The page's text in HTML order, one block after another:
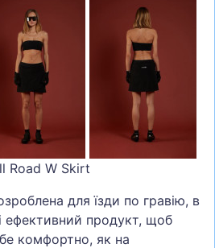
Road W Skirt
для їзди по гравію, в
ефективний продукт, щоб
комфортно, як на